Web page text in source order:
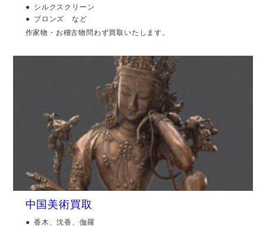
シルクスクリーン
ブロンズ など
作家物・お稽古物問わず買取いたします。
中国美術買取
香木、沈香、伽羅